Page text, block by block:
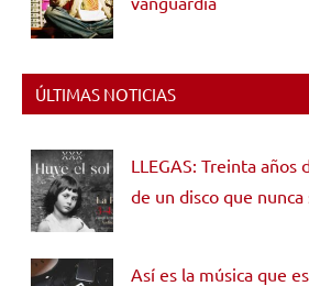
ÚLTIMAS NOTICIAS
LLEGAS: Treinta años
de un disco que nunca
Así es la música que